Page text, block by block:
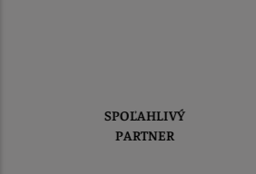
DORUČENIE
PRI NÁKUPE NAD